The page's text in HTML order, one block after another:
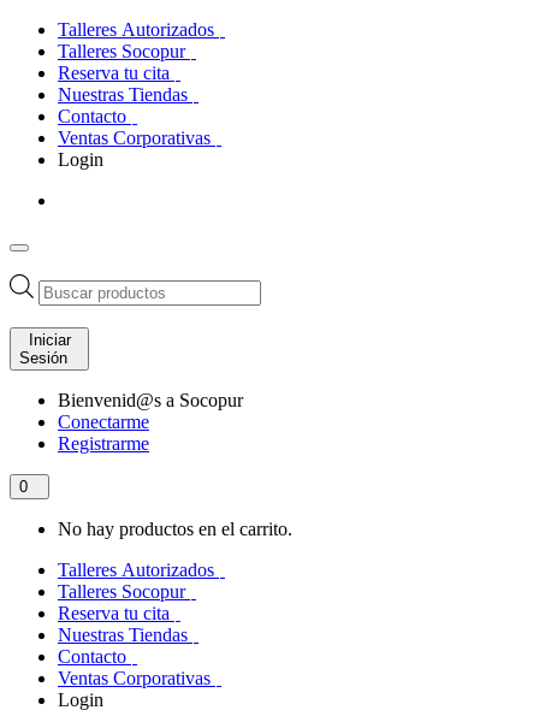
Talleres Autorizados
Talleres Socopur
Reserva tu cita
Nuestras Tiendas
Contacto
Ventas Corporativas
Login
Búsqueda
de
productos
Iniciar
Sesión
Bienvenid@s a Socopur
Conectarme
Registrarme
0
No hay productos en el carrito.
Talleres Autorizados
Talleres Socopur
Reserva tu cita
Nuestras Tiendas
Contacto
Ventas Corporativas
Login